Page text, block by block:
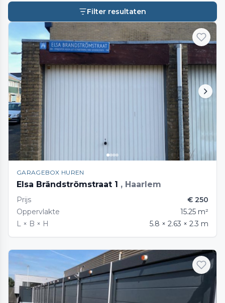
Filter resultaten
GARAGEBOX HUREN
Elsa Brändströmstraat 1 , Haarlem
Prijs
€ 250
Oppervlakte
15.25 m²
L × B × H
5.8 × 2.63 × 2.3 m